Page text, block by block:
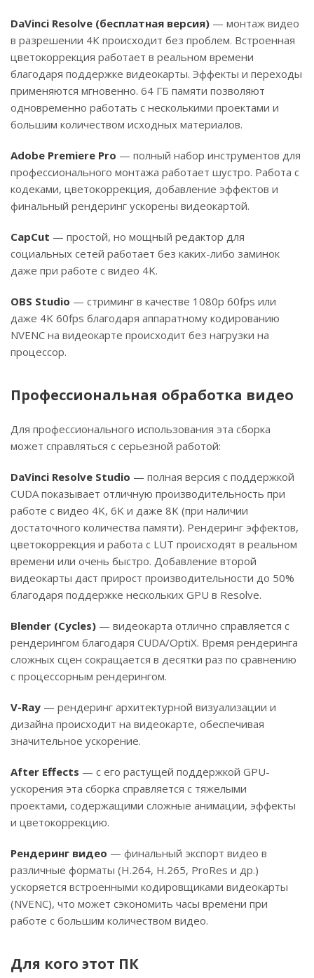
DaVinci Resolve (бесплатная версия) — монтаж видео
в разрешении 4K происходит без проблем. Встроенная
цветокоррекция работает в реальном времени
благодаря поддержке видеокарты. Эффекты и переходы
применяются мгновенно. 64 ГБ памяти позволяют
одновременно работать с несколькими проектами и
большим количеством исходных материалов.
Adobe Premiere Pro — полный набор инструментов для
профессионального монтажа работает шустро. Работа с
кодеками, цветокоррекция, добавление эффектов и
финальный рендеринг ускорены видеокартой.
CapCut — простой, но мощный редактор для
социальных сетей работает без каких-либо заминок
даже при работе с видео 4K.
OBS Studio — стриминг в качестве 1080p 60fps или
даже 4K 60fps благодаря аппаратному кодированию
NVENC на видеокарте происходит без нагрузки на
процессор.
Профессиональная обработка видео
Для профессионального использования эта сборка
может справляться с серьезной работой:
DaVinci Resolve Studio — полная версия с поддержкой
CUDA показывает отличную производительность при
работе с видео 4K, 6K и даже 8K (при наличии
достаточного количества памяти). Рендеринг эффектов,
цветокоррекция и работа с LUT происходят в реальном
времени или очень быстро. Добавление второй
видеокарты даст прирост производительности до 50%
благодаря поддержке нескольких GPU в Resolve.
Blender (Cycles) — видеокарта отлично справляется с
рендерингом благодаря CUDA/OptiX. Время рендеринга
сложных сцен сокращается в десятки раз по сравнению
с процессорным рендерингом.
V-Ray — рендеринг архитектурной визуализации и
дизайна происходит на видеокарте, обеспечивая
значительное ускорение.
After Effects — с его растущей поддержкой GPU-
ускорения эта сборка справляется с тяжелыми
проектами, содержащими сложные анимации, эффекты
и цветокоррекцию.
Рендеринг видео — финальный экспорт видео в
различные форматы (H.264, H.265, ProRes и др.)
ускоряется встроенными кодировщиками видеокарты
(NVENC), что может сэкономить часы времени при
работе с большим количеством видео.
Для кого этот ПК